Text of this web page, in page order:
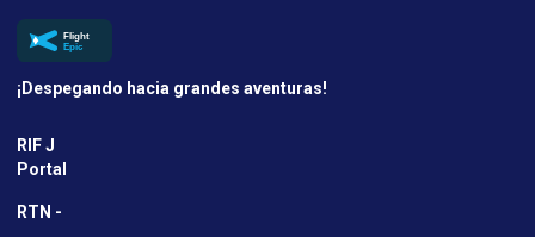
¡Despegando hacia grandes aventuras!
RIF J
Portal
RTN -